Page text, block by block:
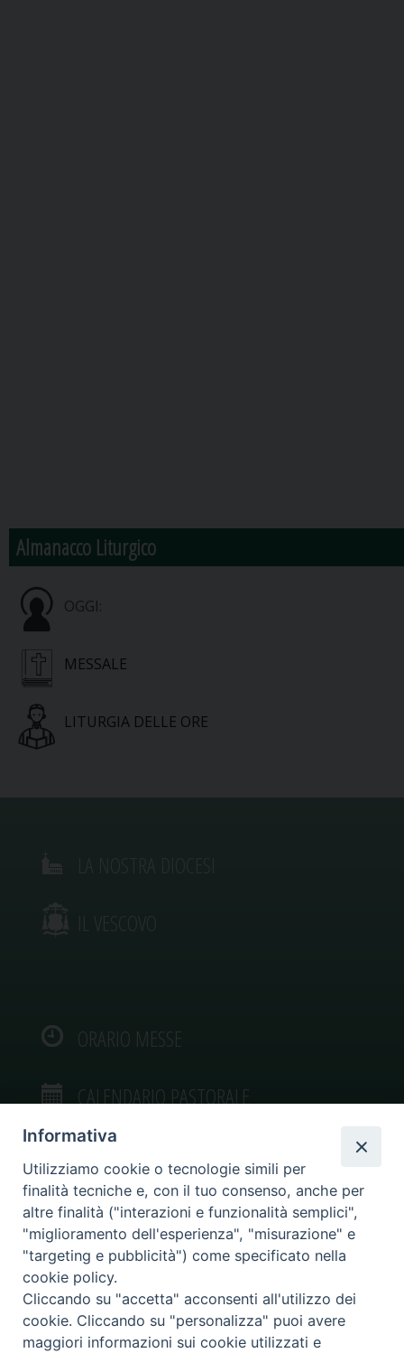
Almanacco Liturgico
OGGI:
MESSALE
LITURGIA DELLE ORE
IL VESCOVO
ORARIO MESSE
CALENDARIO PASTORALE
VIDEOGALLERY
PHOTOGALLERY
Informativa
Utilizziamo cookie o tecnologie simili per
finalità tecniche e, con il tuo consenso, anche per
altre finalità ("interazioni e funzionalità semplici",
"miglioramento dell'esperienza", "misurazione" e
"targeting e pubblicità") come specificato nella
cookie policy.
Cliccando su "accetta" acconsenti all'utilizzo dei
cookie. Cliccando su "personalizza" puoi avere
maggiori informazioni sui cookie utilizzati e